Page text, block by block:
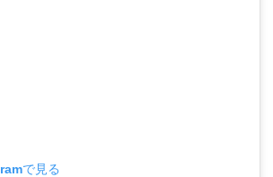
で見る